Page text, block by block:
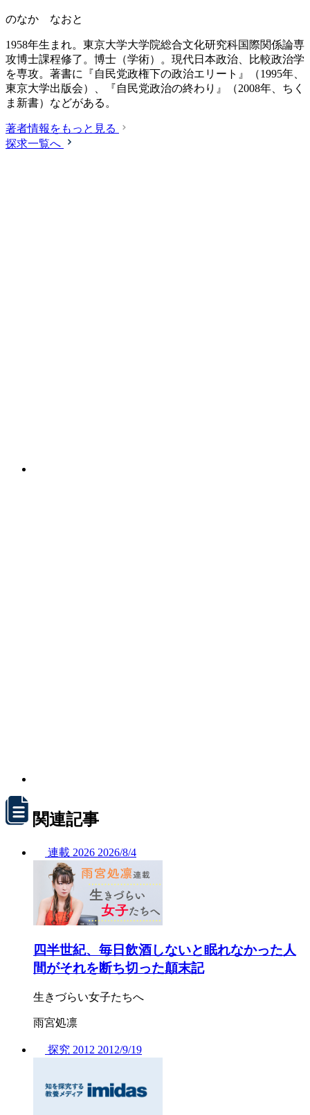
のなか なおと
1958年生まれ。東京大学大学院総合文化研究科国際関係論専
攻博士課程修了。博士（学術）。現代日本政治、比較政治学
を専攻。著書に『自民党政権下の政治エリート』（1995年、
東京大学出版会）、『自民党政治の終わり』（2008年、ちく
ま新書）などがある。
著者情報をもっと見る
探求一覧へ
関連記事
連載 2026 2026/8/4
四半世紀、毎日飲酒しないと眠れなかった人
間がそれを断ち切った顛末記
生きづらい女子たちへ
雨宮処凛
探究 2012 2012/9/19